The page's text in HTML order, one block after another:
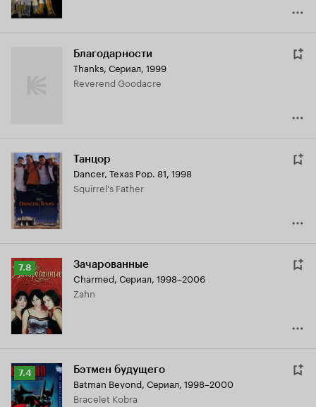
Благодарности
Thanks, Сериал, 1999
Reverend Goodacre
Танцор
Dancer, Texas Pop. 81, 1998
Squirrel's Father
Рейтинг
Кинопоиска
7.8
7.8 Зачарованные
Charmed, Сериал, 1998–2006
Zahn
Рейтинг
Кинопоиска
7.4
7.4 Бэтмен будущего
Batman Beyond, Сериал, 1998–2000
Bracelet Kobra